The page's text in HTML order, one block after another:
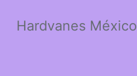
Hardvanes México